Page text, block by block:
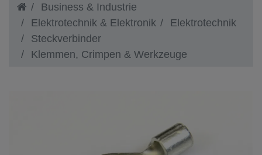
Business & Industrie
Elektrotechnik & Elektronik
Elektrotechnik
Steckverbinder
Klemmen, Crimpen & Werkzeuge